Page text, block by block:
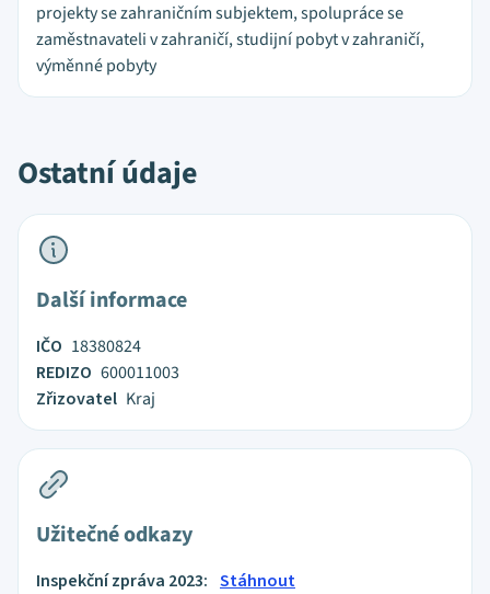
projekty se zahraničním subjektem, spolupráce se
zaměstnavateli v zahraničí, studijní pobyt v zahraničí,
výměnné pobyty
Ostatní údaje
Další informace
IČO 18380824
REDIZO 600011003
Zřizovatel Kraj
Užitečné odkazy
Inspekční zpráva 2023: Stáhnout